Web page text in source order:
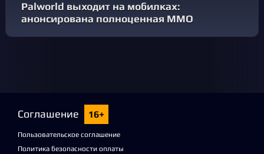
Palworld выходит на мобилках:
анонсирована полноценная MMO
Соглашение 16+
Пользовательское соглашение
Политика безопасности оплаты